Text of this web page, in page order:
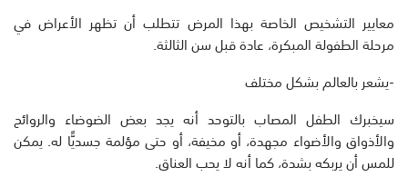
معايير التشخيص الخاصة بهذا المرض تتطلب أن تظهر الأعراض في
مرحلة الطفولة المبكرة، عادة قبل سن الثالثة.
-يشعر بالعالم بشكل مختلف
سيخبرك الطفل المصاب بالتوحد أنه يجد بعض الضوضاء والروائح
والأذواق والأضواء مجهدة، أو مخيفة، أو حتى مؤلمة جسديًّا له. يمكن
للمس أن يربكه بشدة، كما أنه لا يحب العناق.